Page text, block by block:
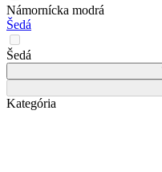
Námornícka modrá
Šedá
Šedá
Kategória